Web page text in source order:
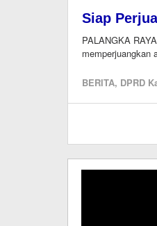
Siap
PALANGKA
memperjuangkan
BERITA, DPRD